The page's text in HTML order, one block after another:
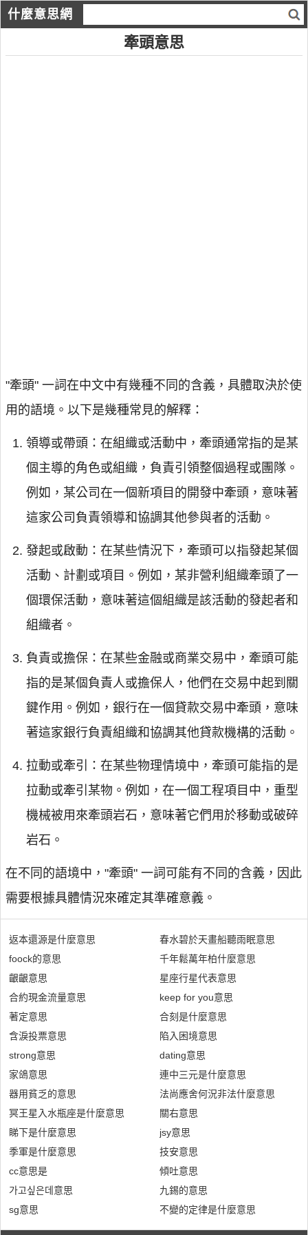
什麼意思網
牽頭意思
"牽頭" 一詞在中文中有幾種不同的含義，具體取決於使
用的語境。以下是幾種常見的解釋：
領導或帶頭：在組織或活動中，牽頭通常指的是某
個主導的角色或組織，負責引領整個過程或團隊。
例如，某公司在一個新項目的開發中牽頭，意味著
這家公司負責領導和協調其他參與者的活動。
發起或啟動：在某些情況下，牽頭可以指發起某個
活動、計劃或項目。例如，某非營利組織牽頭了一
個環保活動，意味著這個組織是該活動的發起者和
組織者。
負責或擔保：在某些金融或商業交易中，牽頭可能
指的是某個負責人或擔保人，他們在交易中起到關
鍵作用。例如，銀行在一個貸款交易中牽頭，意味
著這家銀行負責組織和協調其他貸款機構的活動。
拉動或牽引：在某些物理情境中，牽頭可能指的是
拉動或牽引某物。例如，在一個工程項目中，重型
機械被用來牽頭岩石，意味著它們用於移動或破碎
岩石。
在不同的語境中，"牽頭" 一詞可能有不同的含義，因此
需要根據具體情況來確定其準確意義。
返本還源是什麼意思
foock的意思
齦齦意思
合約現金流量意思
著定意思
含淚投票意思
strong意思
家鴿意思
器用貧乏的意思
冥王星入水瓶座是什麼意思
睇下是什麼意思
季軍是什麼意思
cc意思是
가고싶은데意思
sg意思
春水碧於天畫船聽雨眠意思
千年鬆萬年柏什麼意思
星座行星代表意思
keep for you意思
合刻是什麼意思
陷入困境意思
dating意思
連中三元是什麼意思
法尚應舍何況非法什麼意思
關右意思
jsy意思
技安意思
傾吐意思
九錫的意思
不變的定律是什麼意思